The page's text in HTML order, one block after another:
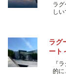
ラ
し
ラグ
ート
『
的